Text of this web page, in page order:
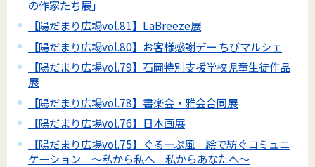
の作家たち展」
【陽だまり広場vol.81】LaBreeze展
【陽だまり広場vol.80】お客様感謝デー ちびマルシェ
【陽だまり広場vol.79】石岡特別支援学校児童生徒作品
展
【陽だまり広場vol.78】書楽会・雅会合同展
【陽だまり広場vol.76】日本画展
【陽だまり広場vol.75】ぐるーぷ風 絵で紡ぐコミュニ
ケーション ～私から私へ 私からあなたへ～